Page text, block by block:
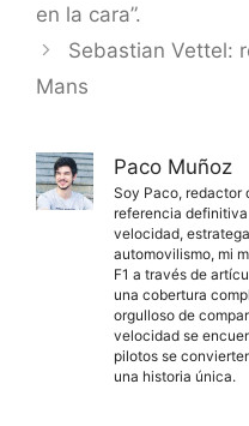
en la cara”.
Sebastian Vettel:
Mans
Paco Muñoz
Soy Paco, redactor
referencia definitiva
velocidad,
automovilismo, mi
F1 a través de
una cobertura
orgulloso de
velocidad se
pilotos se
una historia única.